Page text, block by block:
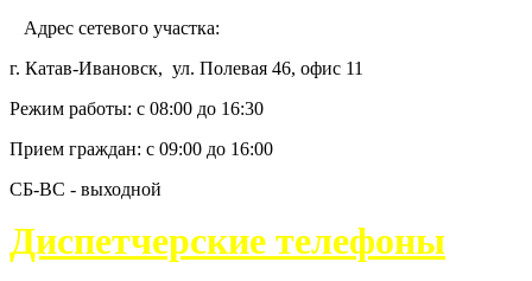
Адрес сетевого участка:
г. Катав-Ивановск, ул. Полевая 46, офис 11
Режим работы: с 08:00 до 16:30
Прием граждан: с 09:00 до 16:00
СБ-ВС - выходной
Диспетчерские телефоны